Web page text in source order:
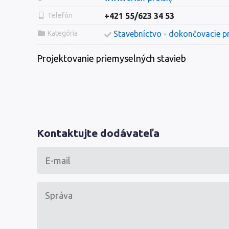
Telefón +421 55/623 34 53
Kategória Stavebníctvo - dokončovacie
Projektovanie priemyselných stavieb
Kontaktujte dodávateľa